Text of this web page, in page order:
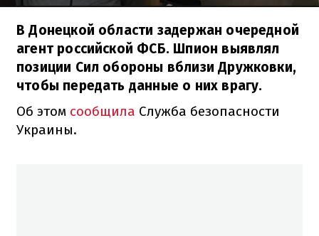
В Донецкой области задержан очередной
агент российской ФСБ. Шпион выявлял
позиции Сил обороны вблизи Дружковки,
чтобы передать данные о них врагу.
Об этом сообщила Служба безопасности
Украины.